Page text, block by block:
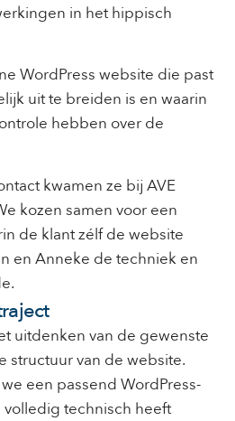
in het hippisch
WordPress website die past
uit te breiden is en waarin
hebben over de
kwamen ze bij AVE
kozen samen voor een
de klant zélf de website
en Anneke de techniek en
uitdenken van de gewenste
structuur van de website.
een passend WordPress-
technisch heeft